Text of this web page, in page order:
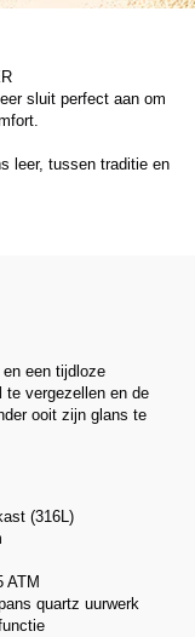
sluit perfect aan om
leer, tussen traditie en
en een tijdloze
te vergezellen en de
ooit zijn glans te
(316L)
ATM
quartz uurwerk